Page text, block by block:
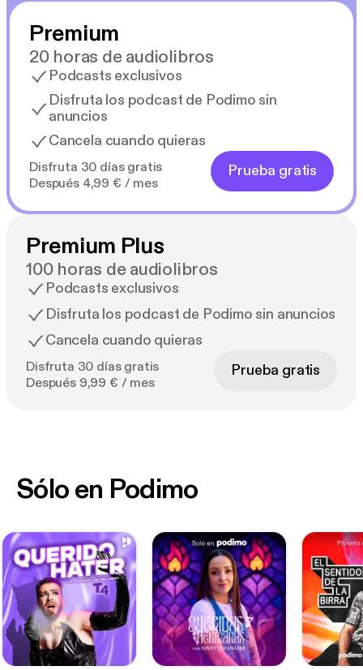
Premium
20 horas de audiolibros
Podcasts exclusivos
Disfruta los podcast de Podimo sin
anuncios
Cancela cuando quieras
Disfruta 30 días gratis
Después 4,99 € / mes
Prueba gratis
Premium Plus
100 horas de audiolibros
Podcasts exclusivos
Disfruta los podcast de Podimo sin anuncios
Cancela cuando quieras
Disfruta 30 días gratis
Después 9,99 € / mes
Prueba gratis
Sólo en Podimo